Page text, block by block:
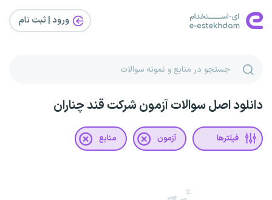
ورود | ثبت‌ نام
دانلود اصل سوالات آزمون شرکت قند چناران
فیلترها آزمون منابع